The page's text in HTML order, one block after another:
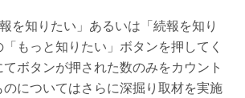
を知りたい」あるいは「続報を知り
もっと知りたい」ボタンを押してく
ボタンが押された数のみをカウント
のについてはさらに深掘り取材を実施